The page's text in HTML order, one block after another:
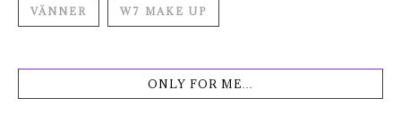
VÄNNER W7 MAKE UP
ONLY FOR ME…